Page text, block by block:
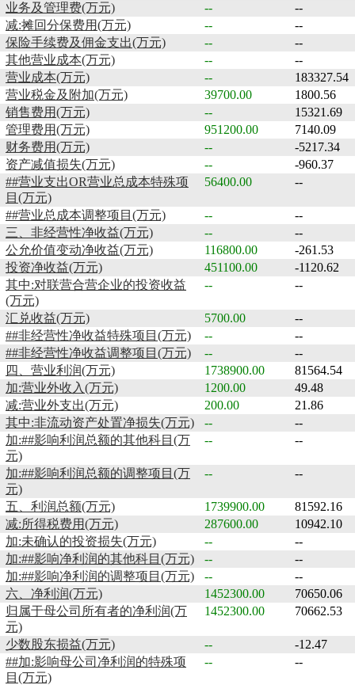
业务及管理费(万元)
--
--
减:摊回分保费用(万元)
--
--
保险手续费及佣金支出(万元)
--
--
其他营业成本(万元)
--
--
营业成本(万元)
--
183327.54
营业税金及附加(万元)
39700.00
1800.56
销售费用(万元)
--
15321.69
管理费用(万元)
951200.00
7140.09
财务费用(万元)
--
-5217.34
资产减值损失(万元)
--
-960.37
##营业支出OR营业总成本特殊项
目(万元)
56400.00 --
##营业总成本调整项目(万元) --
--
三、非经营性净收益(万元)
--
--
公允价值变动净收益(万元)
116800.00
-261.53
投资净收益(万元)
451100.00
-1120.62
其中:对联营合营企业的投资收益
(万元)
-- --
汇兑收益(万元) 5700.00
--
##非经营性净收益特殊项目(万元)
--
--
##非经营性净收益调整项目(万元)
--
--
四、营业利润(万元)
1738900.00
81564.54
加:营业外收入(万元)
1200.00
49.48
减:营业外支出(万元)
200.00
21.86
其中:非流动资产处置净损失(万元)
--
--
加:##影响利润总额的其他科目(万
元)
-- --
加:##影响利润总额的调整项目(万
元)
-- --
五、利润总额(万元) 1739900.00
81592.16
减:所得税费用(万元)
287600.00
10942.10
加:未确认的投资损失(万元)
--
--
加:##影响净利润的其他科目(万元)
--
--
加:##影响净利润的调整项目(万元)
--
--
六、净利润(万元)
1452300.00
70650.06
归属于母公司所有者的净利润(万
元)
1452300.00 70662.53
少数股东损益(万元) --
-12.47
##加:影响母公司净利润的特殊项
目(万元)
-- --